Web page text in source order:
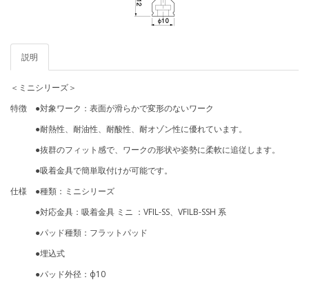
説明
＜ミニシリーズ＞
特徴 ●対象ワーク：表面が滑らかで変形のないワーク
●耐熱性、耐油性、耐酸性、耐オゾン性に優れています。
●抜群のフィット感で、ワークの形状や姿勢に柔軟に追従します。
●吸着金具で簡単取付けが可能です。
仕様 ●種類：ミニシリーズ
●対応金具：吸着金具 ミニ ：VFIL-SS、VFILB-SSH 系
●パッド種類：フラットパッド
●埋込式
●パッド外径：ф10